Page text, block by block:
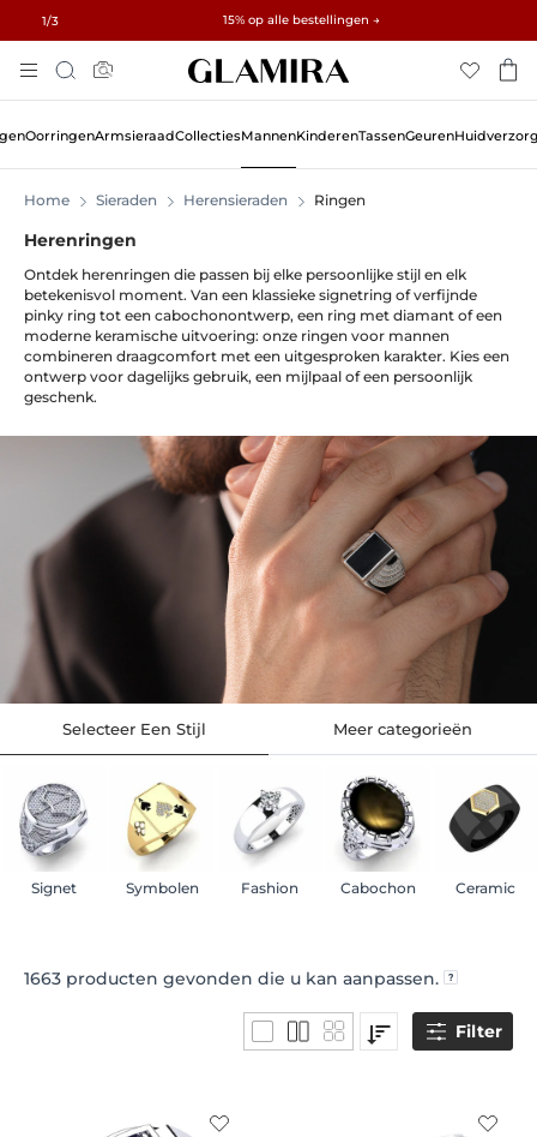
1/3 15% op alle bestellingen →
Gratis cadeaus bij bestellingen boven €500 en €1500 · Ontdek →
✓ 60 dagen retour ✓ Gratis aanpassen
Naar
De
Zoeken
OorringenArmsieraadCollectiesMannenKinderenTassenGeuren
Home Sieraden Herensieraden Ringen
Herenringen
Ontdek herenringen die passen bij elke persoonlijke stijl en elk
betekenisvol moment. Van een klassieke signetring of verfijnde
pinky ring tot een cabochonontwerp, een ring met diamant of een
moderne keramische uitvoering: onze ringen voor mannen
combineren draagcomfort met een uitgesproken karakter. Kies een
ontwerp voor dagelijks gebruik, een mijlpaal of een persoonlijk
geschenk.
Selecteer Een Stijl
Signet Symbolen Fashion Cabochon Ceramic
Meer categorieën
1663 producten gevonden die u kan aanpassen.
Filter